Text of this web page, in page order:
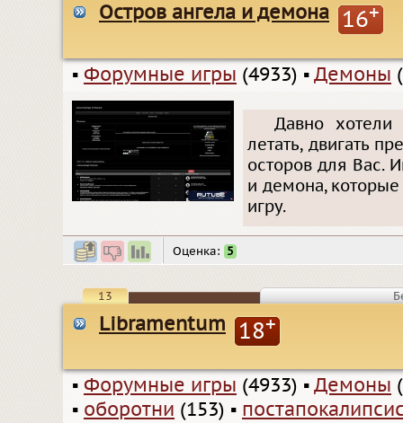
Остров ангела и демона 16+
▪ Форумные игры (4933) ▪ Демоны
Давно хотели
летать, двигать
осторов для Вас.
и демона,
игру.
Оценка: 5
13
Libramentum 18+
▪ Форумные игры (4933) ▪ Демоны
▪ оборотни (153) ▪